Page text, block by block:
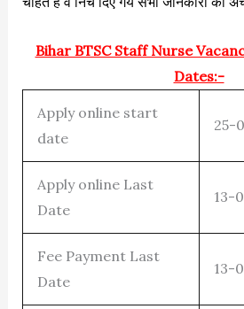
Bihar BTSC Staff Nurse
Dates:-
Apply online start
date
25-
Apply online Last
Date
13-
Fee Payment Last
Date
13-